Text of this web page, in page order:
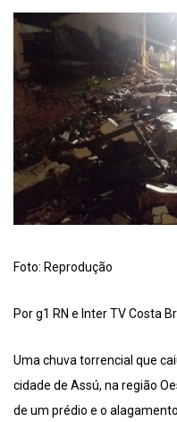
Foto: Reprodução
Por g1 RN e Inter TV Costa
Uma chuva torrencial que
cidade de Assú, na região
de um prédio e o